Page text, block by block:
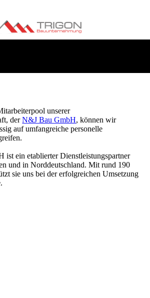
unserer
derN&J Bau GmbH, können wir
auf umfangreiche personelle
ist ein etablierter Dienstleistungspartner
und in Norddeutschland. Mit rund 190
sie uns bei der erfolgreichen Umsetzung